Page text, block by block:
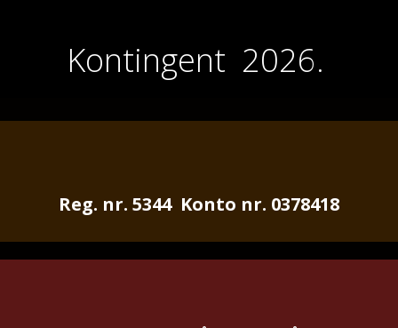
Kontingent 2026.
Reg. nr. 5344 Konto nr. 0378418